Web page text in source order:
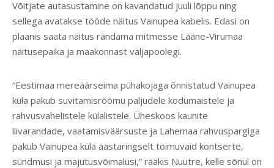
Võitjate autasustamine on kavandatud juuli lõppu ning
sellega avatakse tööde näitus Vainupea kabelis. Edasi on
plaanis saata näitus rändama mitmesse Lääne-Virumaa
näitusepaika ja maakonnast väljapoolegi.
“Eestimaa mereäärseima pühakojaga õnnistatud Vainupea
küla pakub suvitamisrõõmu paljudele kodumaistele ja
rahvusvahelistele külalistele. Üheskoos kaunite
liivarandade, vaatamisväärsuste ja Lahemaa rahvuspargiga
pakub Vainupea küla aastaringselt toimuvaid kontserte,
sündmusi ja majutusvõimalusi,” rääkis Nuutre, kelle sõnul on